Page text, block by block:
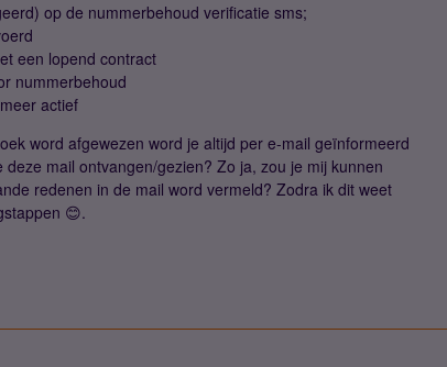
op de nummerbehoud verificatie sms;
een lopend contract
nummerbehoud
actief
word afgewezen word je altijd per e-mail geïnformeerd
mail ontvangen/gezien? Zo ja, zou je mij kunnen
redenen in de mail word vermeld? Zodra ik dit weet
😊.